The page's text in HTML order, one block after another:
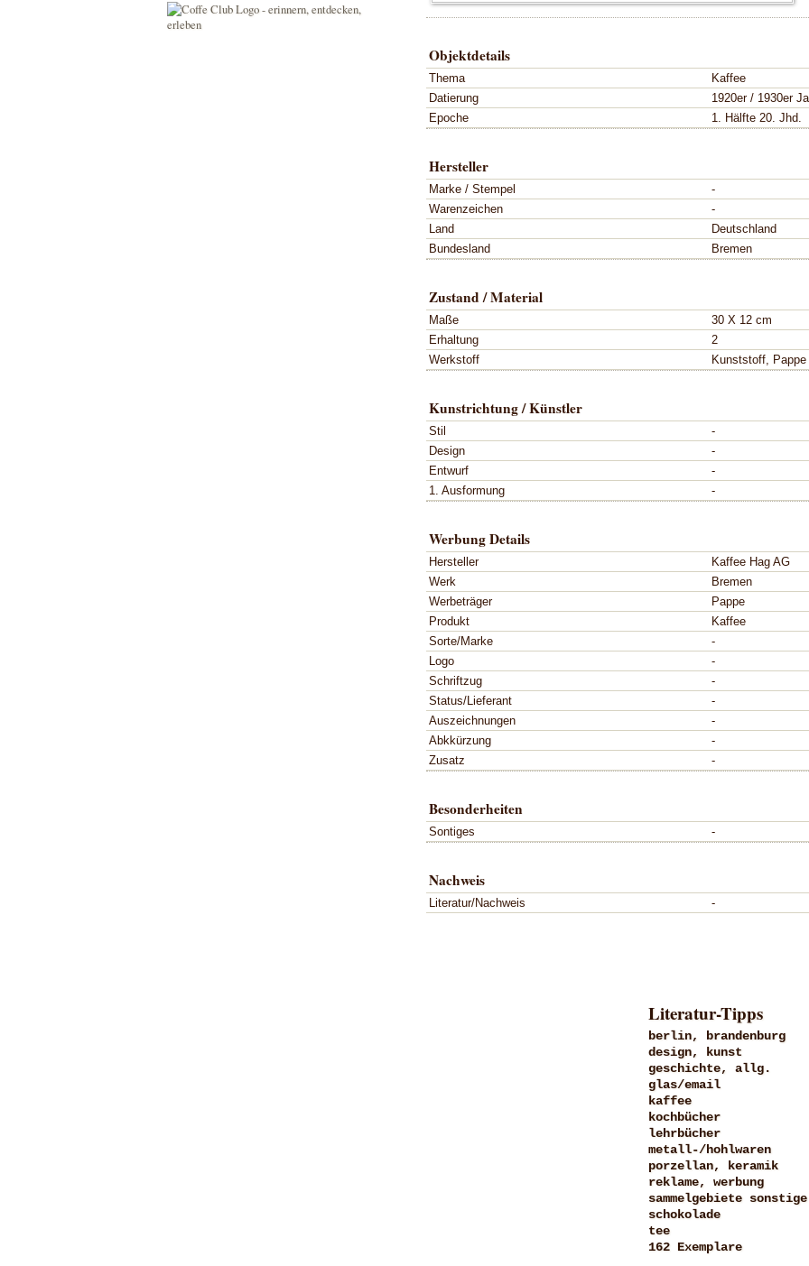
Objektdetails
Thema
Kaffee
Datierung
1920er / 1930er
Epoche
1. Hälfte 20. Jhd.
Hersteller
Marke / Stempel
-
Warenzeichen
-
Land
Deutschland
Bundesland
Bremen
Zustand / Material
Maße
30 X 12 cm
Erhaltung
2
Werkstoff
Kunststoff, Pappe
Kunstrichtung / Künstler
Stil
-
Design
-
Entwurf
-
1. Ausformung
-
Werbung Details
Hersteller
Kaffee Hag AG
Werk
Bremen
Werbeträger
Pappe
Produkt
Kaffee
Sorte/Marke
-
Logo
-
Schriftzug
-
Status/Lieferant
-
Auszeichnungen
-
Abkkürzung
-
Zusatz
-
Besonderheiten
Sontiges -
Nachweis
Literatur/Nachweis -
Literatur-Tipps
berlin, brandenburg
design, kunst
geschichte, allg.
glas/email
kaffee
kochbücher
lehrbücher
metall-/hohlwaren
porzellan, keramik
reklame, werbung
sammelgebiete sonstige
schokolade
tee
162 Exemplare